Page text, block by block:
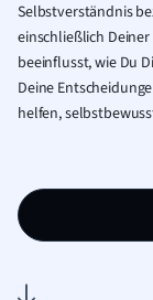
Selbstverständnis
einschließlich
beeinflusst, wie Du
Deine
helfen,